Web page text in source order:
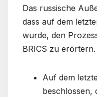
Das russische
dass auf dem
wurde, den
BRICS zu erörtern.
Auf dem
beschlossen,